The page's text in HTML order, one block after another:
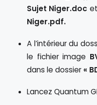
Sujet Niger.doc
Niger.pdf.
A l’intérieur du
le fichier image
dans le dossier«
Lancez Quantum